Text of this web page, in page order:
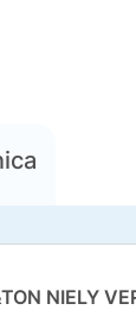
NIELY